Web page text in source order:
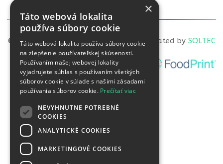
© 2022 VITAL LIFE diagnostics, s.r.o. | Created by SOLTEC
×
Táto webová lokalita
používa súbory cookie
Táto webová lokalita používa súbory cookie
na zlepšenie používateľskej skúsenosti.
Používaním našej webovej lokality
vyjadrujete súhlas s používaním všetkých
súborov cookie v súlade s našimi zásadami
používania súborov cookie. Prečítať viac
NEVYHNUTNE POTREBNÉ
COOKIES
ANALYTICKÉ COOKIES
MARKETINGOVÉ COOKIES